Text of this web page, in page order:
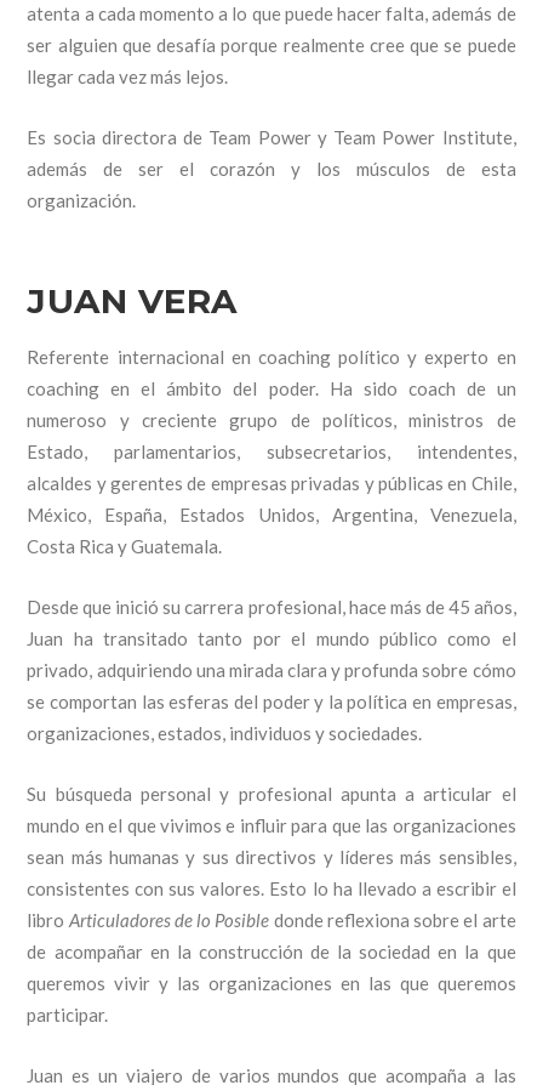
atenta a cada momento a lo que puede hacer falta, además de
ser alguien que desafía porque realmente cree que se puede
llegar cada vez más lejos.
Es socia directora de Team Power y Team Power Institute,
además de ser el corazón y los músculos de esta
organización.
JUAN VERA
Referente internacional en coaching político y experto en
coaching en el ámbito del poder. Ha sido coach de un
numeroso y creciente grupo de políticos, ministros de
Estado, parlamentarios, subsecretarios, intendentes,
alcaldes y gerentes de empresas privadas y públicas en Chile,
México, España, Estados Unidos, Argentina, Venezuela,
Costa Rica y Guatemala.
Desde que inició su carrera profesional, hace más de 45 años,
Juan ha transitado tanto por el mundo público como el
privado, adquiriendo una mirada clara y profunda sobre cómo
se comportan las esferas del poder y la política en empresas,
organizaciones, estados, individuos y sociedades.
Su búsqueda personal y profesional apunta a articular el
mundo en el que vivimos e influir para que las organizaciones
sean más humanas y sus directivos y líderes más sensibles,
consistentes con sus valores. Esto lo ha llevado a escribir el
libro Articuladores de lo Posible donde reflexiona sobre el arte
de acompañar en la construcción de la sociedad en la que
queremos vivir y las organizaciones en las que queremos
participar.
Juan es un viajero de varios mundos que acompaña a las